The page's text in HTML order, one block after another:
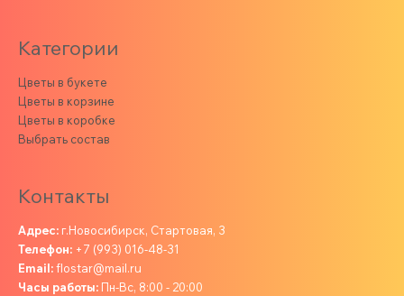
Категории
Цветы в букете
Цветы в корзине
Цветы в коробке
Выбрать состав
Контакты
Адрес: г.Новосибирск, Стартовая, 3
Телефон: +7 (993) 016-48-31
Email:flostar@mail.ru
Часы работы: Пн-Вс, 8:00 - 20:00